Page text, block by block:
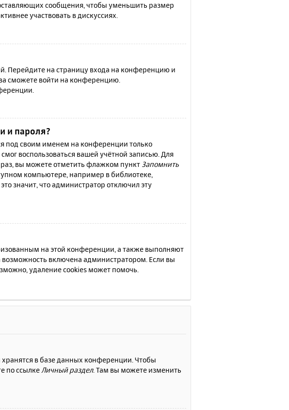
сообщения, чтобы уменьшить размер
участвовать в дискуссиях.
Перейдите на страницу входа на конференцию и
сможете войти на конференцию.
и пароля?
под своим именем на конференции только
воспользоваться вашей учётной записью. Для
вы можете отметить флажком пункт Запомнить
компьютере, например в библиотеке,
это значит, что администратор отключил эту
на этой конференции, а также выполняют
включена администратором. Если вы
удаление cookies может помочь.
в базе данных конференции. Чтобы
по ссылке Личный раздел. Там вы можете изменить